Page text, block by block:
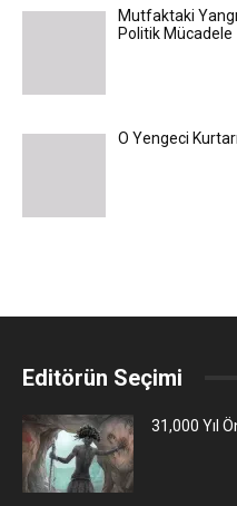
Mutfaktaki
Politik Mücadele
O Yengeci
Editörün Seçimi
31,000 Yıl